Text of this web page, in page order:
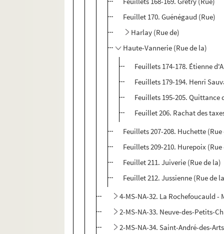
Feuillet 170. Guénégaud (Rue)
Harlay (Rue de)
Haute-Vannerie (Rue de la)
Feuillets 174-178. Étienne
Feuillets 179-194. Henri
Feuillets 195-205.
Feuillet 206. Rachat des
Feuillets 207-208. Huchette
Feuillets 209-210. Hurepoix
Feuillet 211. Juiverie (Rue de la)
Feuillet 212. Jussienne (Rue de
4-MS-NA-32. La Rochefoucauld -
2-MS-NA-33. Neuve-des-Petits-
2-MS-NA-34. Saint-André-des-